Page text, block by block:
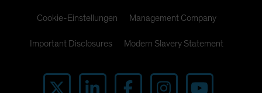
Cookie-Einstellungen Management Company
Important Disclosures Modern Slavery Statement